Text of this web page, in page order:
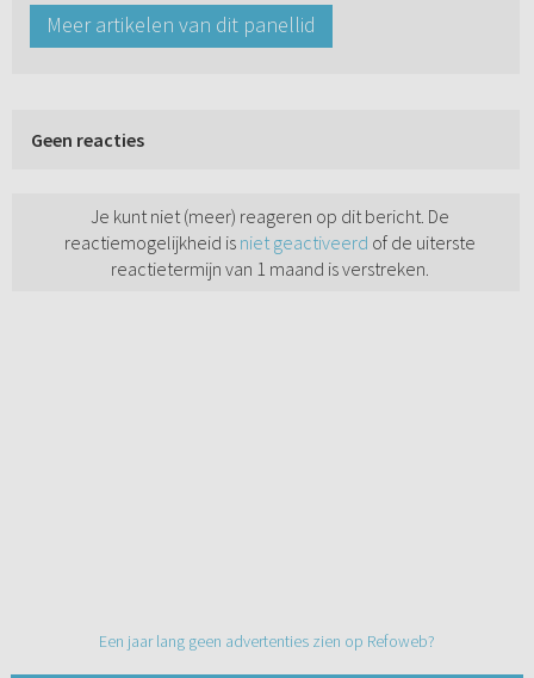
Meer artikelen van dit panellid
Geen reacties
Je kunt niet (meer) reageren op dit bericht. De
reactiemogelijkheid is niet geactiveerd of de uiterste
reactietermijn van 1 maand is verstreken.
Een jaar lang geen advertenties zien op Refoweb?